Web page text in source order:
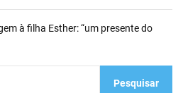
à filha Esther: “um presente do